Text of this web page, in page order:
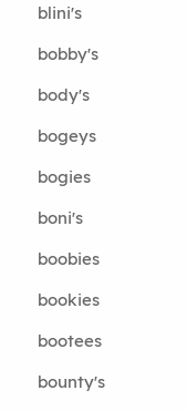
blini's
bobby's
body's
bogeys
bogies
boni's
boobies
bookies
bootees
bounty's